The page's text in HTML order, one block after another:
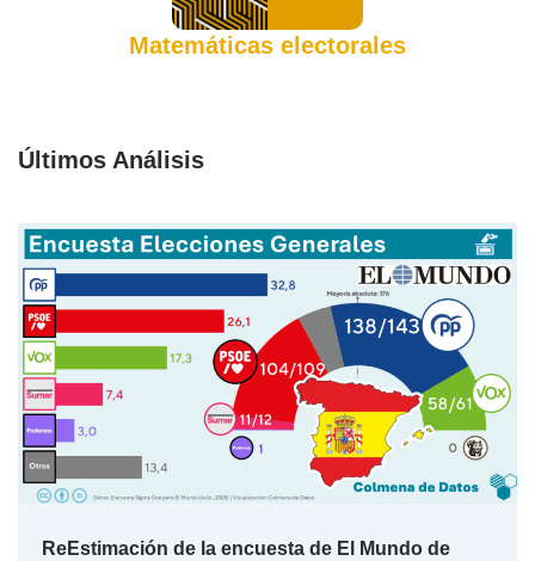
Matemáticas electorales
Últimos Análisis
ReEstimación de la encuesta de El Mundo de